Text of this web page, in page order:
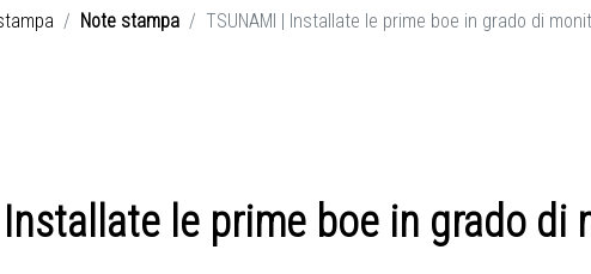
Note stampa TSUNAMI | Installate le prime boe in grado di
le prime boe in grado di